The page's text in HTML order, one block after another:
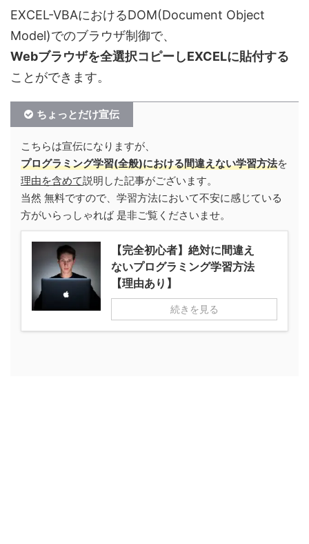
EXCEL-VBAにおけるDOM(Document Object
Model)でのブラウザ制御で、
Webブラウザを全選択コピーしEXCELに貼付する
ことができます。
ちょっとだけ宣伝
こちらは宣伝になりますが、
プログラミング学習(全般)における間違えない学習方法を
理由を含めて説明した記事がございます。
当然 無料ですので、学習方法において不安に感じている
方がいらっしゃれば 是非ご覧くださいませ。
【完全初心者】絶対に間違え
ないプログラミング学習方法
【理由あり】
続きを見る